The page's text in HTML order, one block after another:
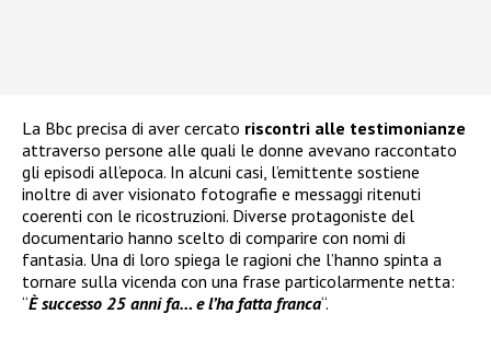
La Bbc precisa di aver cercato riscontri alle testimonianze
attraverso persone alle quali le donne avevano raccontato
gli episodi all’epoca. In alcuni casi, l’emittente sostiene
inoltre di aver visionato fotografie e messaggi ritenuti
coerenti con le ricostruzioni. Diverse protagoniste del
documentario hanno scelto di comparire con nomi di
fantasia. Una di loro spiega le ragioni che l’hanno spinta a
tornare sulla vicenda con una frase particolarmente netta:
“È successo 25 anni fa… e l’ha fatta franca“.